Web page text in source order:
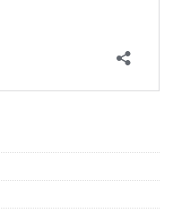
256GB Sata III - Bulk C/